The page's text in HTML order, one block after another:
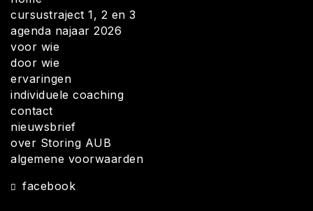
cursustraject 1, 2 en 3
agenda najaar 2026
voor wie
door wie
ervaringen
individuele coaching
contact
nieuwsbrief
over Storing AUB
algemene voorwaarden
facebook